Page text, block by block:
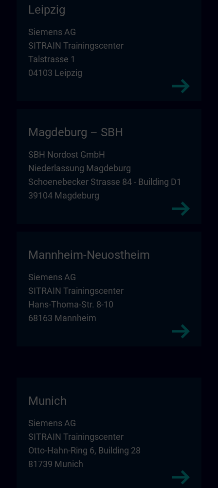
Leipzig
Siemens AG
SITRAIN Trainingscenter
Talstrasse 1
04103 Leipzig
Magdeburg – SBH
SBH Nordost GmbH
Niederlassung Magdeburg
Schoenebecker Strasse 84 - Building D1
39104 Magdeburg
Mannheim-Neuostheim
Siemens AG
SITRAIN Trainingscenter
Hans-Thoma-Str. 8-10
68163 Mannheim
Munich
Siemens AG
SITRAIN Trainingscenter
Otto-Hahn-Ring 6, Building 28
81739 Munich